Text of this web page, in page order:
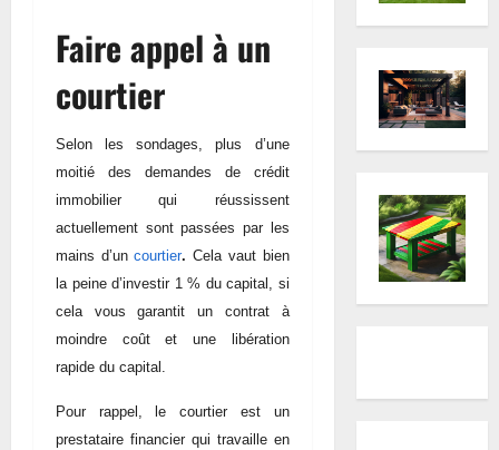
Faire appel à un
courtier
Selon les sondages, plus d’une
moitié des demandes de crédit
immobilier qui réussissent
actuellement sont passées par les
mains d’uncourtier. Cela vaut bien
la peine d’investir 1 % du capital, si
cela vous garantit un contrat à
moindre coût et une libération
rapide du capital.
Pour rappel, le courtier est un
prestataire financier qui travaille en